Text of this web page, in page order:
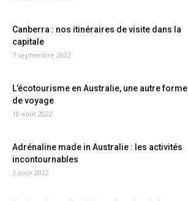
Canberra : nos itinéraires de visite dans la
capitale
7 septembre 2022
L’écotourisme en Australie, une autre forme
de voyage
10 août 2022
Adrénaline made in Australie : les activités
incontournables
3 août 2022